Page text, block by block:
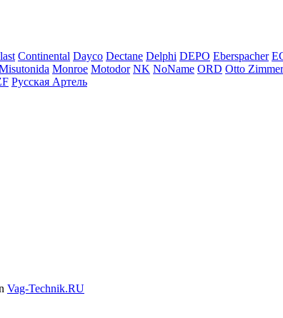
Continental Dayco Dectane Delphi DEPO Eberspacher
Monroe Motodor NK NoName ORD Otto
Русская Артель
Vag-Technik.RU